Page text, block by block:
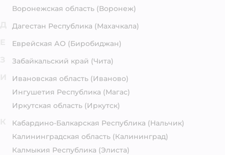
Воронежская область (Воронеж)
Дагестан Республика (Махачкала)
Еврейская АО (Биробиджан)
Забайкальский край (Чита)
Ивановская область (Иваново)
Ингушетия Республика (Магас)
Иркутская область (Иркутск)
Кабардино-Балкарская Республика (Нальчик)
Калининградская область (Калининград)
Калмыкия Республика (Элиста)